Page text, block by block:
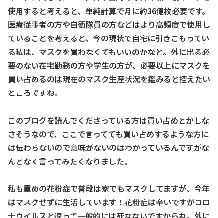
使用すると考えると、単純計算で月に約36億枚必要です。
医療従事者の方や自衛隊員の方などはより高頻度で使用し
ていることを考えると、今の現状で自宅に引きこもってい
る私は、マスクを買わなくてもいいのかなと。外に出る必
要のない在宅勤務の方や学生の方が、必要以上にマスクを
買い占めるのは現在のマスク生産状況を鑑みると控えたい
ところですね。
このブログを読んでくださっている方は買い占めとかしな
さそうなので、ここで言ってても買い占めするような方に
は伝わらないので意味がないのはわかっているんですがな
んとなく言ってみたくなりました。
私も重めの花粉症で普段は家でもマスクしてますが、今年
はマスクせずに生活しています！花粉症は辛いですがコロ